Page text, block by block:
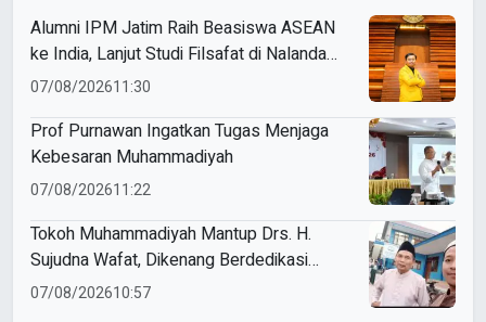
Alumni IPM Jatim Raih Beasiswa ASEAN
ke India, Lanjut Studi Filsafat di Nalanda
University
07/08/202611:30
Prof Purnawan Ingatkan Tugas Menjaga
Kebesaran Muhammadiyah
07/08/202611:22
Tokoh Muhammadiyah Mantup Drs. H.
Sujudna Wafat, Dikenang Berdedikasi
Kembangkan Dakwah dan Pendidikan
07/08/202610:57